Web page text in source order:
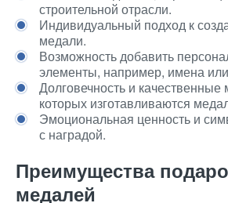
строительной отрасли.
Индивидуальный подход к
медали.
Возможность добавить
элементы, например, имена
Долговечность и
которых изготавливаются
Эмоциональная ценность и
с наградой.
Преимущества
медалей